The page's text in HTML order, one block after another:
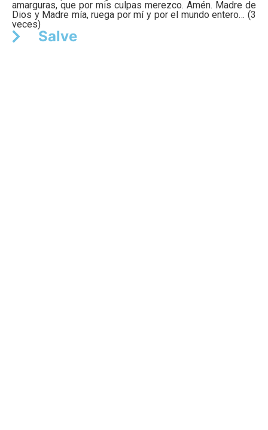
amarguras, que por mis culpas merezco. Amén. Madre de
Dios y Madre mía, ruega por mí y por el mundo entero… (3
veces)
Salve